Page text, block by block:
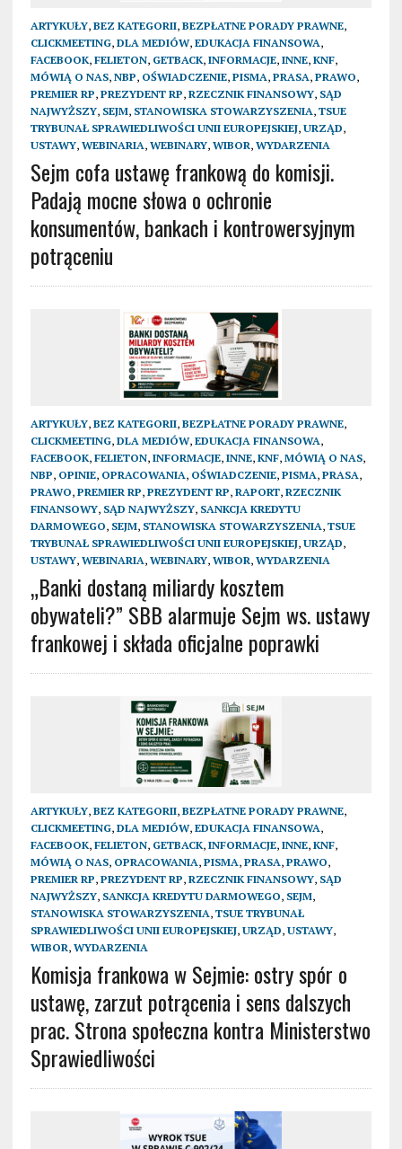
ARTYKUŁY, BEZ KATEGORII, BEZPŁATNE PORADY PRAWNE,
CLICKMEETING, DLA MEDIÓW, EDUKACJA FINANSOWA,
FACEBOOK, FELIETON, GETBACK, INFORMACJE, INNE, KNF,
MÓWIĄ O NAS, NBP, OŚWIADCZENIE, PISMA, PRASA, PRAWO,
PREMIER RP, PREZYDENT RP, RZECZNIK FINANSOWY, SĄD
NAJWYŻSZY, SEJM, STANOWISKA STOWARZYSZENIA, TSUE
TRYBUNAŁ SPRAWIEDLIWOŚCI UNII EUROPEJSKIEJ, URZĄD,
USTAWY, WEBINARIA, WEBINARY, WIBOR, WYDARZENIA
Sejm cofa ustawę frankową do komisji.
Padają mocne słowa o ochronie
konsumentów, bankach i kontrowersyjnym
potrąceniu
ARTYKUŁY, BEZ KATEGORII, BEZPŁATNE PORADY PRAWNE,
CLICKMEETING, DLA MEDIÓW, EDUKACJA FINANSOWA,
FACEBOOK, FELIETON, INFORMACJE, INNE, KNF, MÓWIĄ O NAS,
NBP, OPINIE, OPRACOWANIA, OŚWIADCZENIE, PISMA, PRASA,
PRAWO, PREMIER RP, PREZYDENT RP, RAPORT, RZECZNIK
FINANSOWY, SĄD NAJWYŻSZY, SANKCJA KREDYTU
DARMOWEGO, SEJM, STANOWISKA STOWARZYSZENIA, TSUE
TRYBUNAŁ SPRAWIEDLIWOŚCI UNII EUROPEJSKIEJ, URZĄD,
USTAWY, WEBINARIA, WEBINARY, WIBOR, WYDARZENIA
„Banki dostaną miliardy kosztem
obywateli?” SBB alarmuje Sejm ws. ustawy
frankowej i składa oficjalne poprawki
ARTYKUŁY, BEZ KATEGORII, BEZPŁATNE PORADY PRAWNE,
CLICKMEETING, DLA MEDIÓW, EDUKACJA FINANSOWA,
FACEBOOK, FELIETON, GETBACK, INFORMACJE, INNE, KNF,
MÓWIĄ O NAS, OPRACOWANIA, PISMA, PRASA, PRAWO,
PREMIER RP, PREZYDENT RP, RZECZNIK FINANSOWY, SĄD
NAJWYŻSZY, SANKCJA KREDYTU DARMOWEGO, SEJM,
STANOWISKA STOWARZYSZENIA, TSUE TRYBUNAŁ
SPRAWIEDLIWOŚCI UNII EUROPEJSKIEJ, URZĄD, USTAWY,
WIBOR, WYDARZENIA
Komisja frankowa w Sejmie: ostry spór o
ustawę, zarzut potrącenia i sens dalszych
prac. Strona społeczna kontra Ministerstwo
Sprawiedliwości